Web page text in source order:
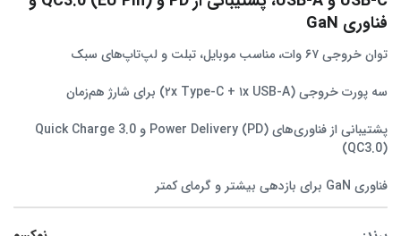
فناوری GaN
توان خروجی ۶۷ وات، مناسب موبایل، تبلت و لپ‌تاپ‌های سبک
سه پورت خروجی (۲x Type-C + ۱x USB-A) برای شارژ هم‌زمان
پشتیبانی از فناوری‌های Power Delivery (PD) و Quick Charge 3.0
(QC3.0)
فناوری GaN برای بازدهی بیشتر و گرمای کمتر